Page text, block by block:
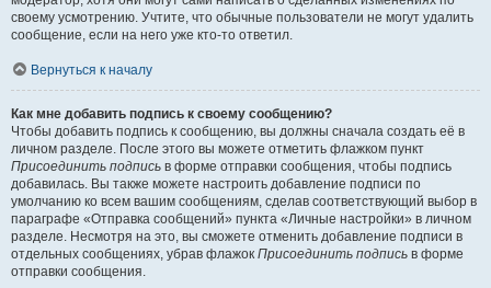
своему усмотрению. Учтите, что обычные пользователи не могут удалить
сообщение, если на него уже кто-то ответил.
Вернуться к началу
Как мне добавить подпись к своему сообщению?
Чтобы добавить подпись к сообщению, вы должны сначала создать её в
личном разделе. После этого вы можете отметить флажком пункт
Присоединить подпись в форме отправки сообщения, чтобы подпись
добавилась. Вы также можете настроить добавление подписи по
умолчанию ко всем вашим сообщениям, сделав соответствующий выбор в
параграфе «Отправка сообщений» пункта «Личные настройки» в личном
разделе. Несмотря на это, вы сможете отменить добавление подписи в
отдельных сообщениях, убрав флажок Присоединить подпись в форме
отправки сообщения.